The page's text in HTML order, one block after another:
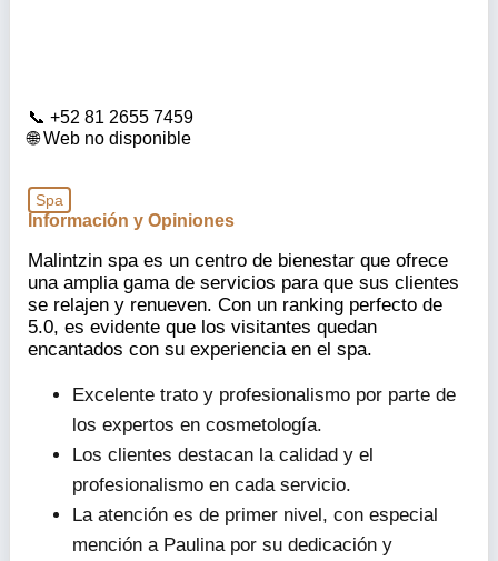
+52 81 2655 7459
Web no disponible
Spa
Información y Opiniones
Malintzin spa es un centro de bienestar que ofrece
una amplia gama de servicios para que sus clientes
se relajen y renueven. Con un ranking perfecto de
5.0, es evidente que los visitantes quedan
encantados con su experiencia en el spa.
Excelente trato y profesionalismo por parte de
los expertos en cosmetología.
Los clientes destacan la calidad y el
profesionalismo en cada servicio.
La atención es de primer nivel, con especial
mención a Paulina por su dedicación y